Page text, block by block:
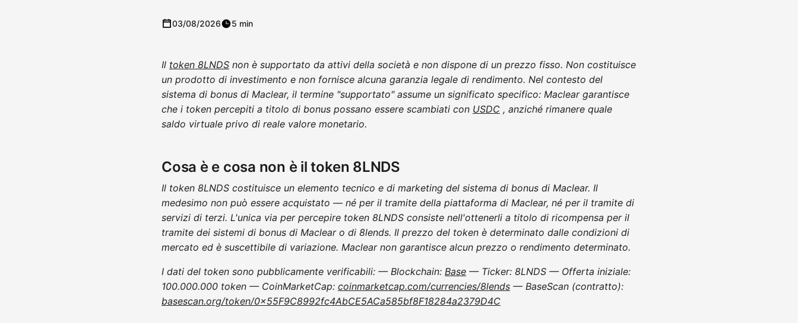
03/08/2026 5 min
Il token 8LNDS non è supportato da attivi della società e non dispone di un prezzo fisso. Non costituisce
un prodotto di investimento e non fornisce alcuna garanzia legale di rendimento. Nel contesto del
sistema di bonus di Maclear, il termine "supportato" assume un significato specifico: Maclear garantisce
che i token percepiti a titolo di bonus possano essere scambiati con USDC , anziché rimanere quale
saldo virtuale privo di reale valore monetario.
Cosa è e cosa non è il token 8LNDS
Il token 8LNDS costituisce un elemento tecnico e di marketing del sistema di bonus di Maclear. Il
medesimo non può essere acquistato — né per il tramite della piattaforma di Maclear, né per il tramite di
servizi di terzi. L'unica via per percepire token 8LNDS consiste nell'ottenerli a titolo di ricompensa per il
tramite dei sistemi di bonus di Maclear o di 8lends. Il prezzo del token è determinato dalle condizioni di
mercato ed è suscettibile di variazione. Maclear non garantisce alcun prezzo o rendimento determinato.
I dati del token sono pubblicamente verificabili: — Blockchain: Base — Ticker: 8LNDS — Offerta iniziale:
100.000.000 token — CoinMarketCap: coinmarketcap.com/currencies/8lends — BaseScan (contratto):
basescan.org/token/0x55F9C8992fc4AbCE5ACa585bf8F18284a2379D4C